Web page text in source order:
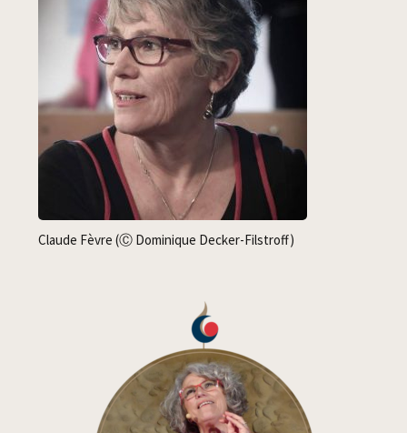
Claude Fèvre (Ⓒ Domi­nique Decker-Filstroff)